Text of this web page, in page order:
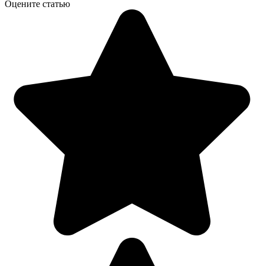
Оцените статью